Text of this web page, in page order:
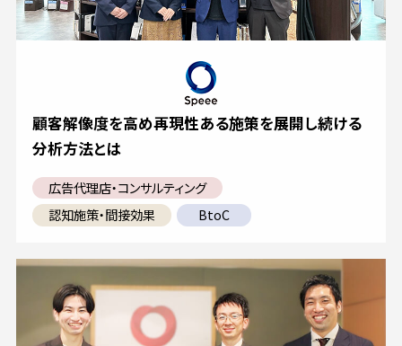
顧客解像度を高め再現性ある施策を展開し続ける
分析方法とは
広告代理店・コンサルティング
認知施策・間接効果
BtoC